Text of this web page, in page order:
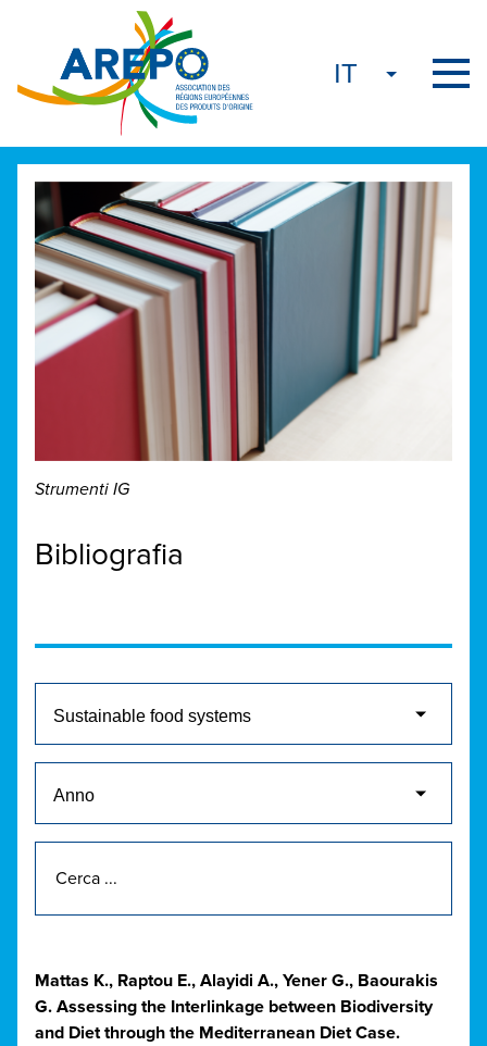
Strumenti IG
Bibliografia
Mattas K., Raptou E., Alayidi A., Yener G., Baourakis
G. Assessing the Interlinkage between Biodiversity
and Diet through the Mediterranean Diet Case.